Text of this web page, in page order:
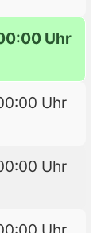
Uhr
Uhr
Uhr